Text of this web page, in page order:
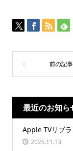
最近のお知ら
Apple TVリブ
2025.11.13